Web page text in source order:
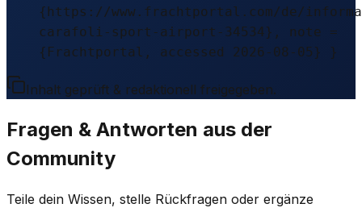
{https://www.frachtportal.com/de/
carafoli-sport-airport-34534}, note =
{Frachtportal, accessed 2026-08-05} }
Inhalt geprüft & redaktionell freigegeben.
Fragen & Antworten aus der
Community
Teile dein Wissen, stelle Rückfragen oder ergänze